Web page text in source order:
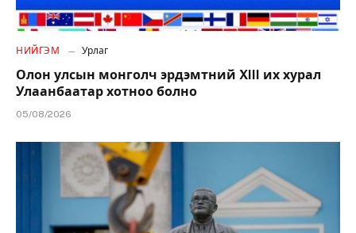
НИЙГЭМ Урлаг
Олон улсын монголч эрдэмтний XIII их хурал
Улаанбаатар хотноо болно
05/08/2026